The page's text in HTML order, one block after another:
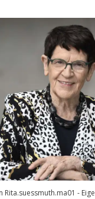
Rita.suessmuth.ma01 -